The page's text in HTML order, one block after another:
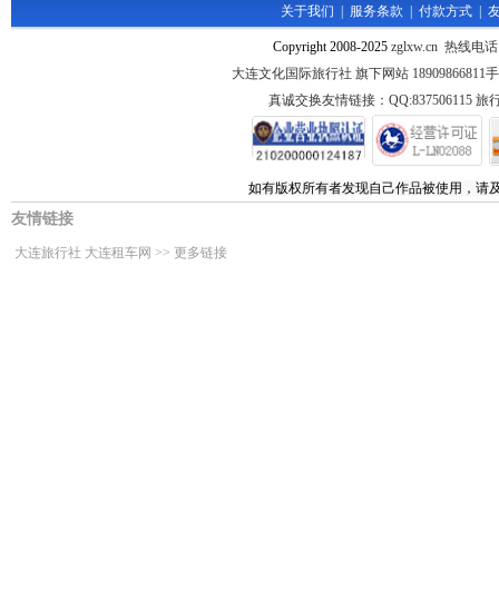
关于我们 服务条款 付款方式
Copyright 2008-2025 zglxw.cn 热线电
大连文化国际旅行社 旗下网站 18909866811
真诚交换友情链接：QQ:837506115 旅
如有版权所有者发现自己作品被使用，请
友情链接
大连旅行社 大连租车网 >> 更多链接